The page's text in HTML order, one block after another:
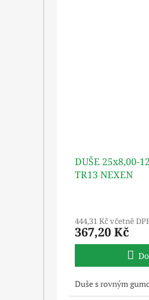
DUŠE 25x8,00-
TR13 NEXEN
444,31 Kč včetně
367,20 Kč
Duše s rovným